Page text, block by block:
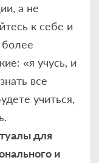
а не
к себе и
более
«я учусь, и
все
учиться,
для
и